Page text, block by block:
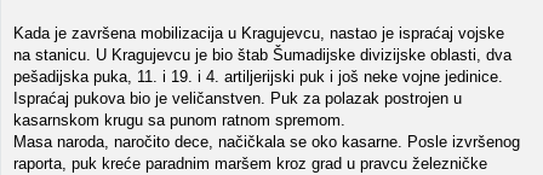
Kada je završena mobilizacija u Kragujevcu, nastao je ispraćaj vojske
na stanicu. U Kragujevcu je bio štab Šumadijske divizijske oblasti, dva
pešadijska puka, 11. i 19. i 4. artiljerijski puk i još neke vojne jedinice.
Ispraćaj pukova bio je veličanstven. Puk za polazak postrojen u
kasarnskom krugu sa punom ratnom spremom.
Masa naroda, naročito dece, načičkala se oko kasarne. Posle izvršenog
raporta, puk kreće paradnim maršem kroz grad u pravcu železničke